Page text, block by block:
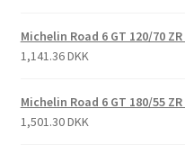
Michelin Road 6 GT 120/70
1,141.36 DKK
Michelin Road 6 GT 180/55
1,501.30 DKK